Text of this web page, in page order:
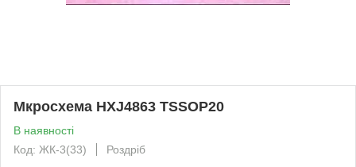
Мкросхема HXJ4863 TSSOP20
В наявності
Код: ЖК-3(33)
Роздріб